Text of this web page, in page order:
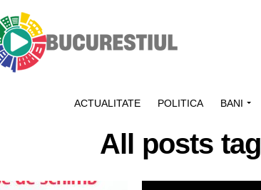
ACTUALITATE POLITICA BANI
All posts